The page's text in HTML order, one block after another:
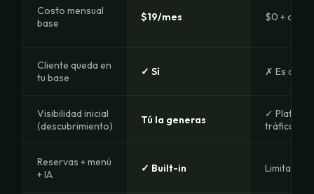
Costo mensual
base
$19/mes $0 +
Cliente queda en
tu base
✓ Sí ✗ Es de
Visibilidad inicial
(descubrimiento)
Tú la generas
✓
tráfico
Reservas + menú
+ IA
✓ Built-in Limitado